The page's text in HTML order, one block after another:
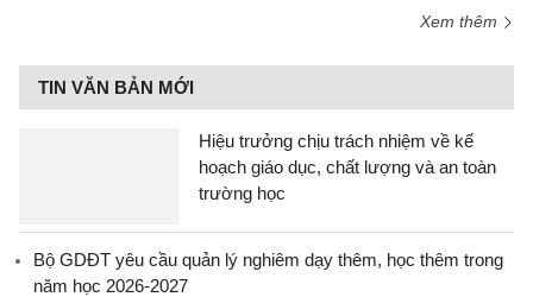
Xem thêm
TIN VĂN BẢN MỚI
Hiệu trưởng chịu trách nhiệm về kế
hoạch giáo dục, chất lượng và an toàn
trường học
Bộ GDĐT yêu cầu quản lý nghiêm dạy thêm, học thêm trong
năm học 2026-2027